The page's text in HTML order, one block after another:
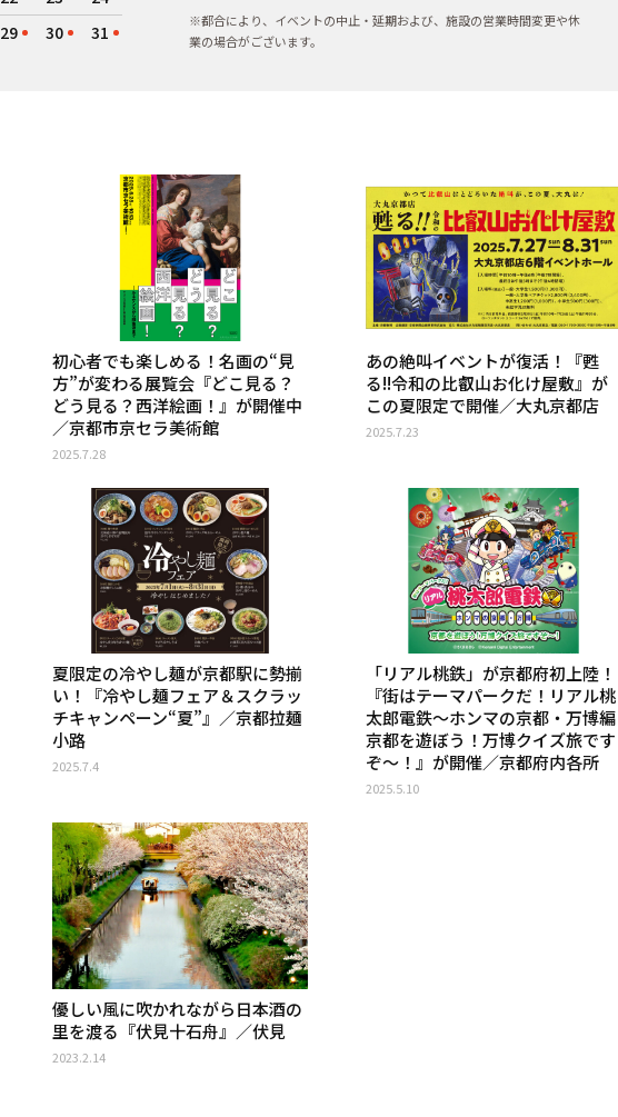
29 30 31
※都合により、イベントの中止・延期および、施設の営業時間変更や休
業の場合がございます。
初心者でも楽しめる！名画の“見
方”が変わる展覧会『どこ見る？
どう見る？西洋絵画！』が開催中
／京都市京セラ美術館
2025.7.28
あの絶叫イベントが復活！『甦
る!!令和の比叡山お化け屋敷』が
この夏限定で開催／大丸京都店
2025.7.23
夏限定の冷やし麺が京都駅に勢揃
い！『冷やし麺フェア＆スクラッ
チキャンペーン“夏”』／京都拉麺
小路
2025.7.4
「リアル桃鉄」が京都府初上陸！
『街はテーマパークだ！リアル桃
太郎電鉄～ホンマの京都・万博編
京都を遊ぼう！万博クイズ旅です
ぞ～！』が開催／京都府内各所
2025.5.10
優しい風に吹かれながら日本酒の
里を渡る『伏見十石舟』／伏見
2023.2.14